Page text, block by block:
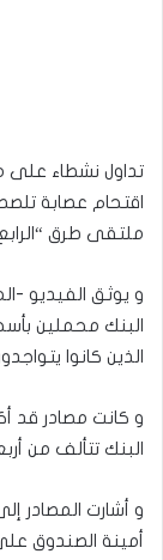
تداول نشطاء على
اقتحام عصابة
ملتقى طرق
و يوثق الفيديو -
البنك محملين
الذين كانوا
و كانت مصادر قد
البنك تتألف من
و أشارت المصادر
أمينة الصندوق